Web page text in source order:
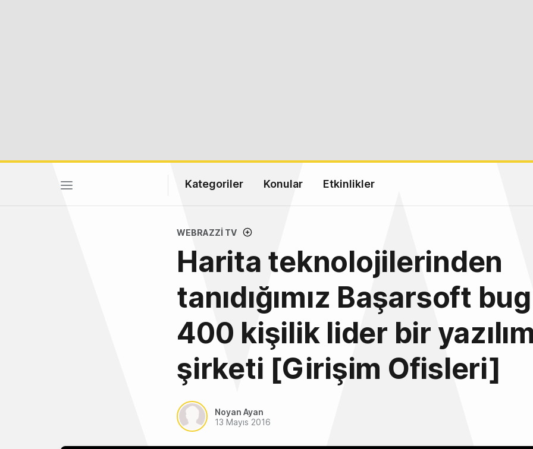
Kategoriler Konular Etkinlikler
WEBRAZZI TV
Harita teknolojilerinden
tanıdığımız Başarsoft
400 kişilik lider bir
şirketi [Girişim Ofisleri]
Noyan Ayan
13 Mayıs 2016